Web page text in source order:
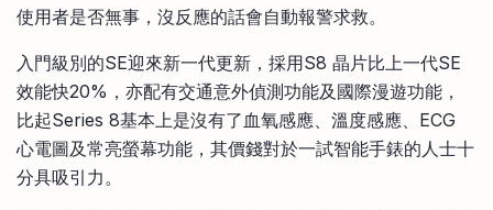
使用者是否無事，沒反應的話會自動報警求救。
入門級別的SE迎來新一代更新，採用S8 晶片比上一代SE
效能快20%，亦配有交通意外偵測功能及國際漫遊功能，
比起Series 8基本上是沒有了血氧感應、溫度感應、ECG
心電圖及常亮螢幕功能，其價錢對於一試智能手錶的人士十
分具吸引力。